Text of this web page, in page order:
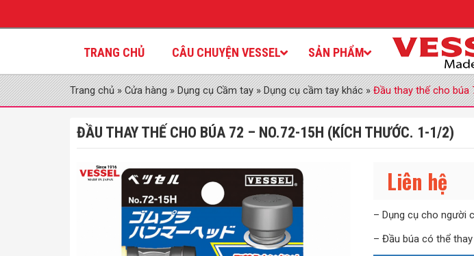
TRANG CHỦ CÂU CHUYỆN VESSEL SẢN PHẨM
Trang chủ»Cửa hàng»Dụng cụ Cầm tay»Dụng cụ cầm tay khác»Đầu thay thế cho búa
ĐẦU THAY THẾ CHO BÚA 72 – NO.72-15H (KÍCH THƯỚC. 1-1/2)
Liên hệ
– Dụng cụ cho người
– Đầu búa có thể